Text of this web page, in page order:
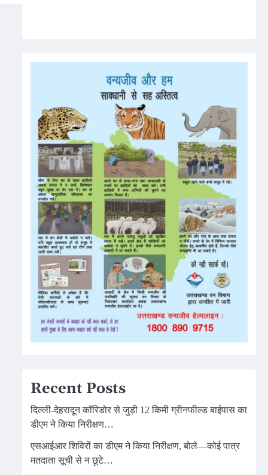
Recent Posts
दिल्ली-देहरादून कॉरिडोर से जुड़ी 12 किमी ग्रीनफील्ड बाईपास का
डीएम ने किया निरीक्षण…
एसआईआर शिविरों का डीएम ने किया निरीक्षण, बोले—कोई पात्र
मतदाता सूची से न छूटे…